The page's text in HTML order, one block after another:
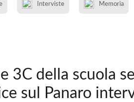
Interviste Memoria
3C della scuola
sul Panaro